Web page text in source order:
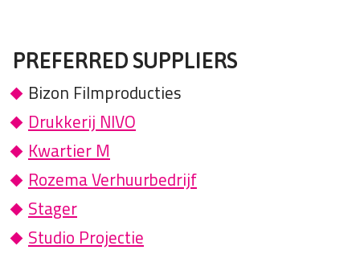
PREFERRED SUPPLIERS
Bizon Filmproducties
Drukkerij NIVO
Kwartier M
Rozema Verhuurbedrijf
Stager
Studio Projectie